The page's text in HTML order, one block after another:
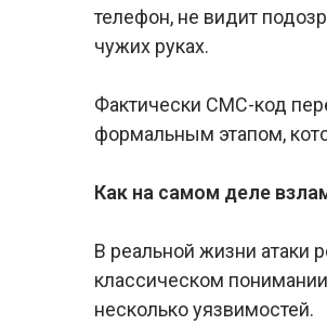
телефон, не видит
чужих руках.
Фактически СМС-код
формальным этапом,
Как на самом деле
В реальной жизни атаки
классическом
несколько уязвимостей.